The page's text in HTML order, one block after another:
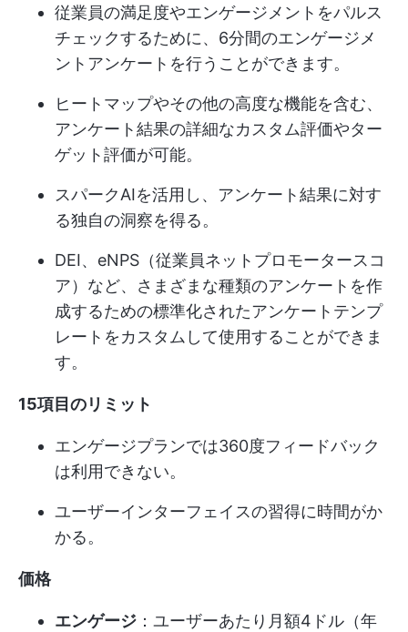
従業員の満足度やエンゲージメントをパルス
チェックするために、6分間のエンゲージメ
ントアンケートを行うことができます。
ヒートマップやその他の高度な機能を含む、
アンケート結果の詳細なカスタム評価やター
ゲット評価が可能。
スパークAIを活用し、アンケート結果に対す
る独自の洞察を得る。
DEI、eNPS（従業員ネットプロモータースコ
ア）など、さまざまな種類のアンケートを作
成するための標準化されたアンケートテンプ
レートをカスタムして使用することができま
す。
15項目のリミット
エンゲージプランでは360度フィードバック
は利用できない。
ユーザーインターフェイスの習得に時間がか
かる。
価格
エンゲージ ：ユーザーあたり月額4ドル（年